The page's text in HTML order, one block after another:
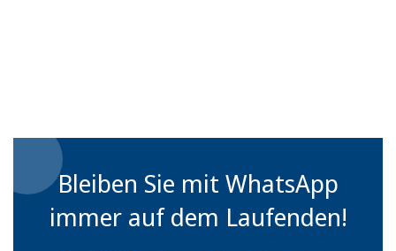
Bleiben Sie mit WhatsApp
immer auf dem Laufenden!